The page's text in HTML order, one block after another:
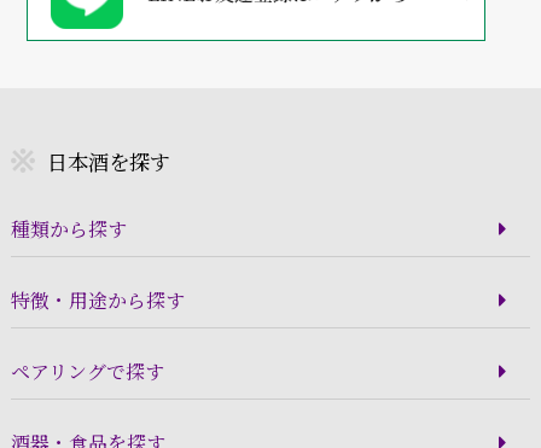
日本酒を探す
種類から探す
特徴・用途から探す
ペアリングで探す